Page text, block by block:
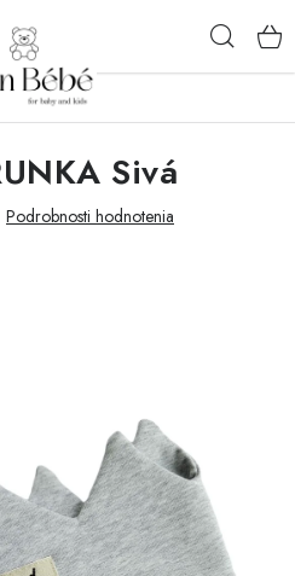
Sivá
Podrobnosti hodnotenia